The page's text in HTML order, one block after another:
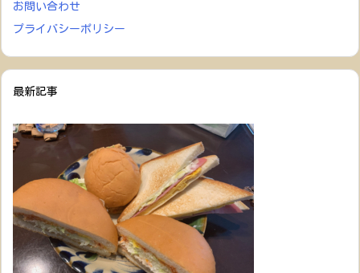
お問い合わせ
プライバシーポリシー
最新記事